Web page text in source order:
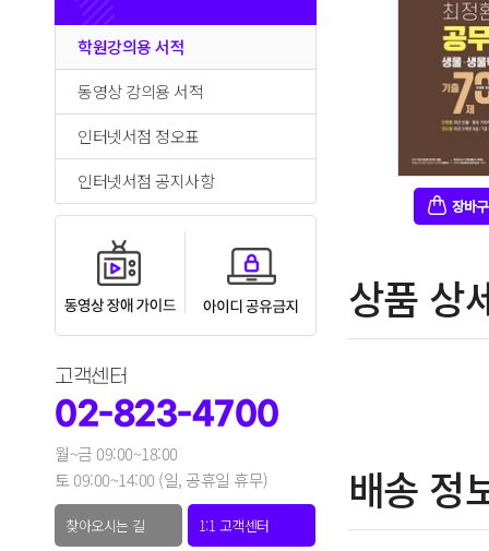
학원강의용 서적
동영상 강의용 서적
인터넷서점 정오표
인터넷서점 공지사항
고객센터
02-823-4700
월~금 09:00~18:00
토 09:00~14:00 (일, 공휴일 휴무)
찾아오시는 길 1:1 고객센터
상품 상
배송 정